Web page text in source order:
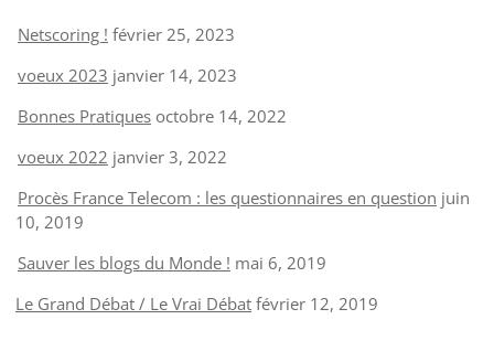
Netscoring ! février 25, 2023
voeux 2023 janvier 14, 2023
Bonnes Pratiques octobre 14, 2022
voeux 2022 janvier 3, 2022
Procès France Telecom : les questionnaires en question juin
10, 2019
Sauver les blogs du Monde ! mai 6, 2019
Le Grand Débat / Le Vrai Débat février 12, 2019